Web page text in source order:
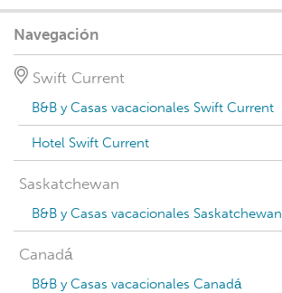
Navegación
Swift Current
B&B y Casas vacacionales Swift Current
Hotel Swift Current
Saskatchewan
B&B y Casas vacacionales Saskatchewan
Canadá
B&B y Casas vacacionales Canadá